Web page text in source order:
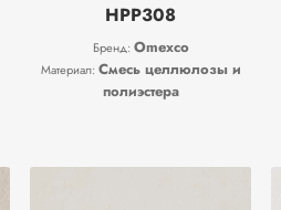
HPP308
Бренд: Omexco
Материал: Смесь целлюлозы и
полиэстера